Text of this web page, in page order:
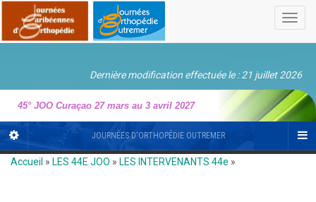
Dernière modification effectuée le : 21 juillet 2026
45° JOO Curaçao 27 mars au 3 avril 2027
JOURNÉES D'ORTHOPÉDIE OUTREMER
Accueil » LES 44E JOO » LES INTERVENANTS 44e »